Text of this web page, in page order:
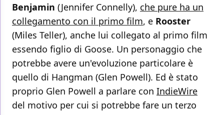
Benjamin (Jennifer Connelly), che pure ha un
collegamento con il primo film, e Rooster
(Miles Teller), anche lui collegato al primo film
essendo figlio di Goose. Un personaggio che
potrebbe avere un'evoluzione particolare è
quello di Hangman (Glen Powell). Ed è stato
proprio Glen Powell a parlare con IndieWire
del motivo per cui si potrebbe fare un terzo